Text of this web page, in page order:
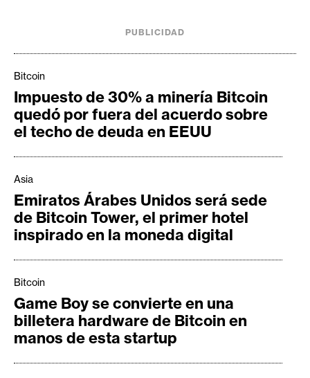
e
u
m
A
i
s
i
PUBLICIDAD
Bitcoin
Impuesto de 30% a minería Bitcoin
quedó por fuera del acuerdo sobre
el techo de deuda en EEUU
Asia
Emiratos Árabes Unidos será sede
de Bitcoin Tower, el primer hotel
inspirado en la moneda digital
Bitcoin
Game Boy se convierte en una
billetera hardware de Bitcoin en
manos de esta startup